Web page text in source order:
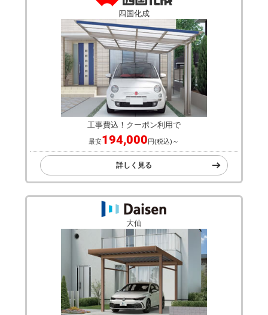
四国化成
工事費込！クーポン利用で
最安194,000円(税込)～
詳しく見る
大仙